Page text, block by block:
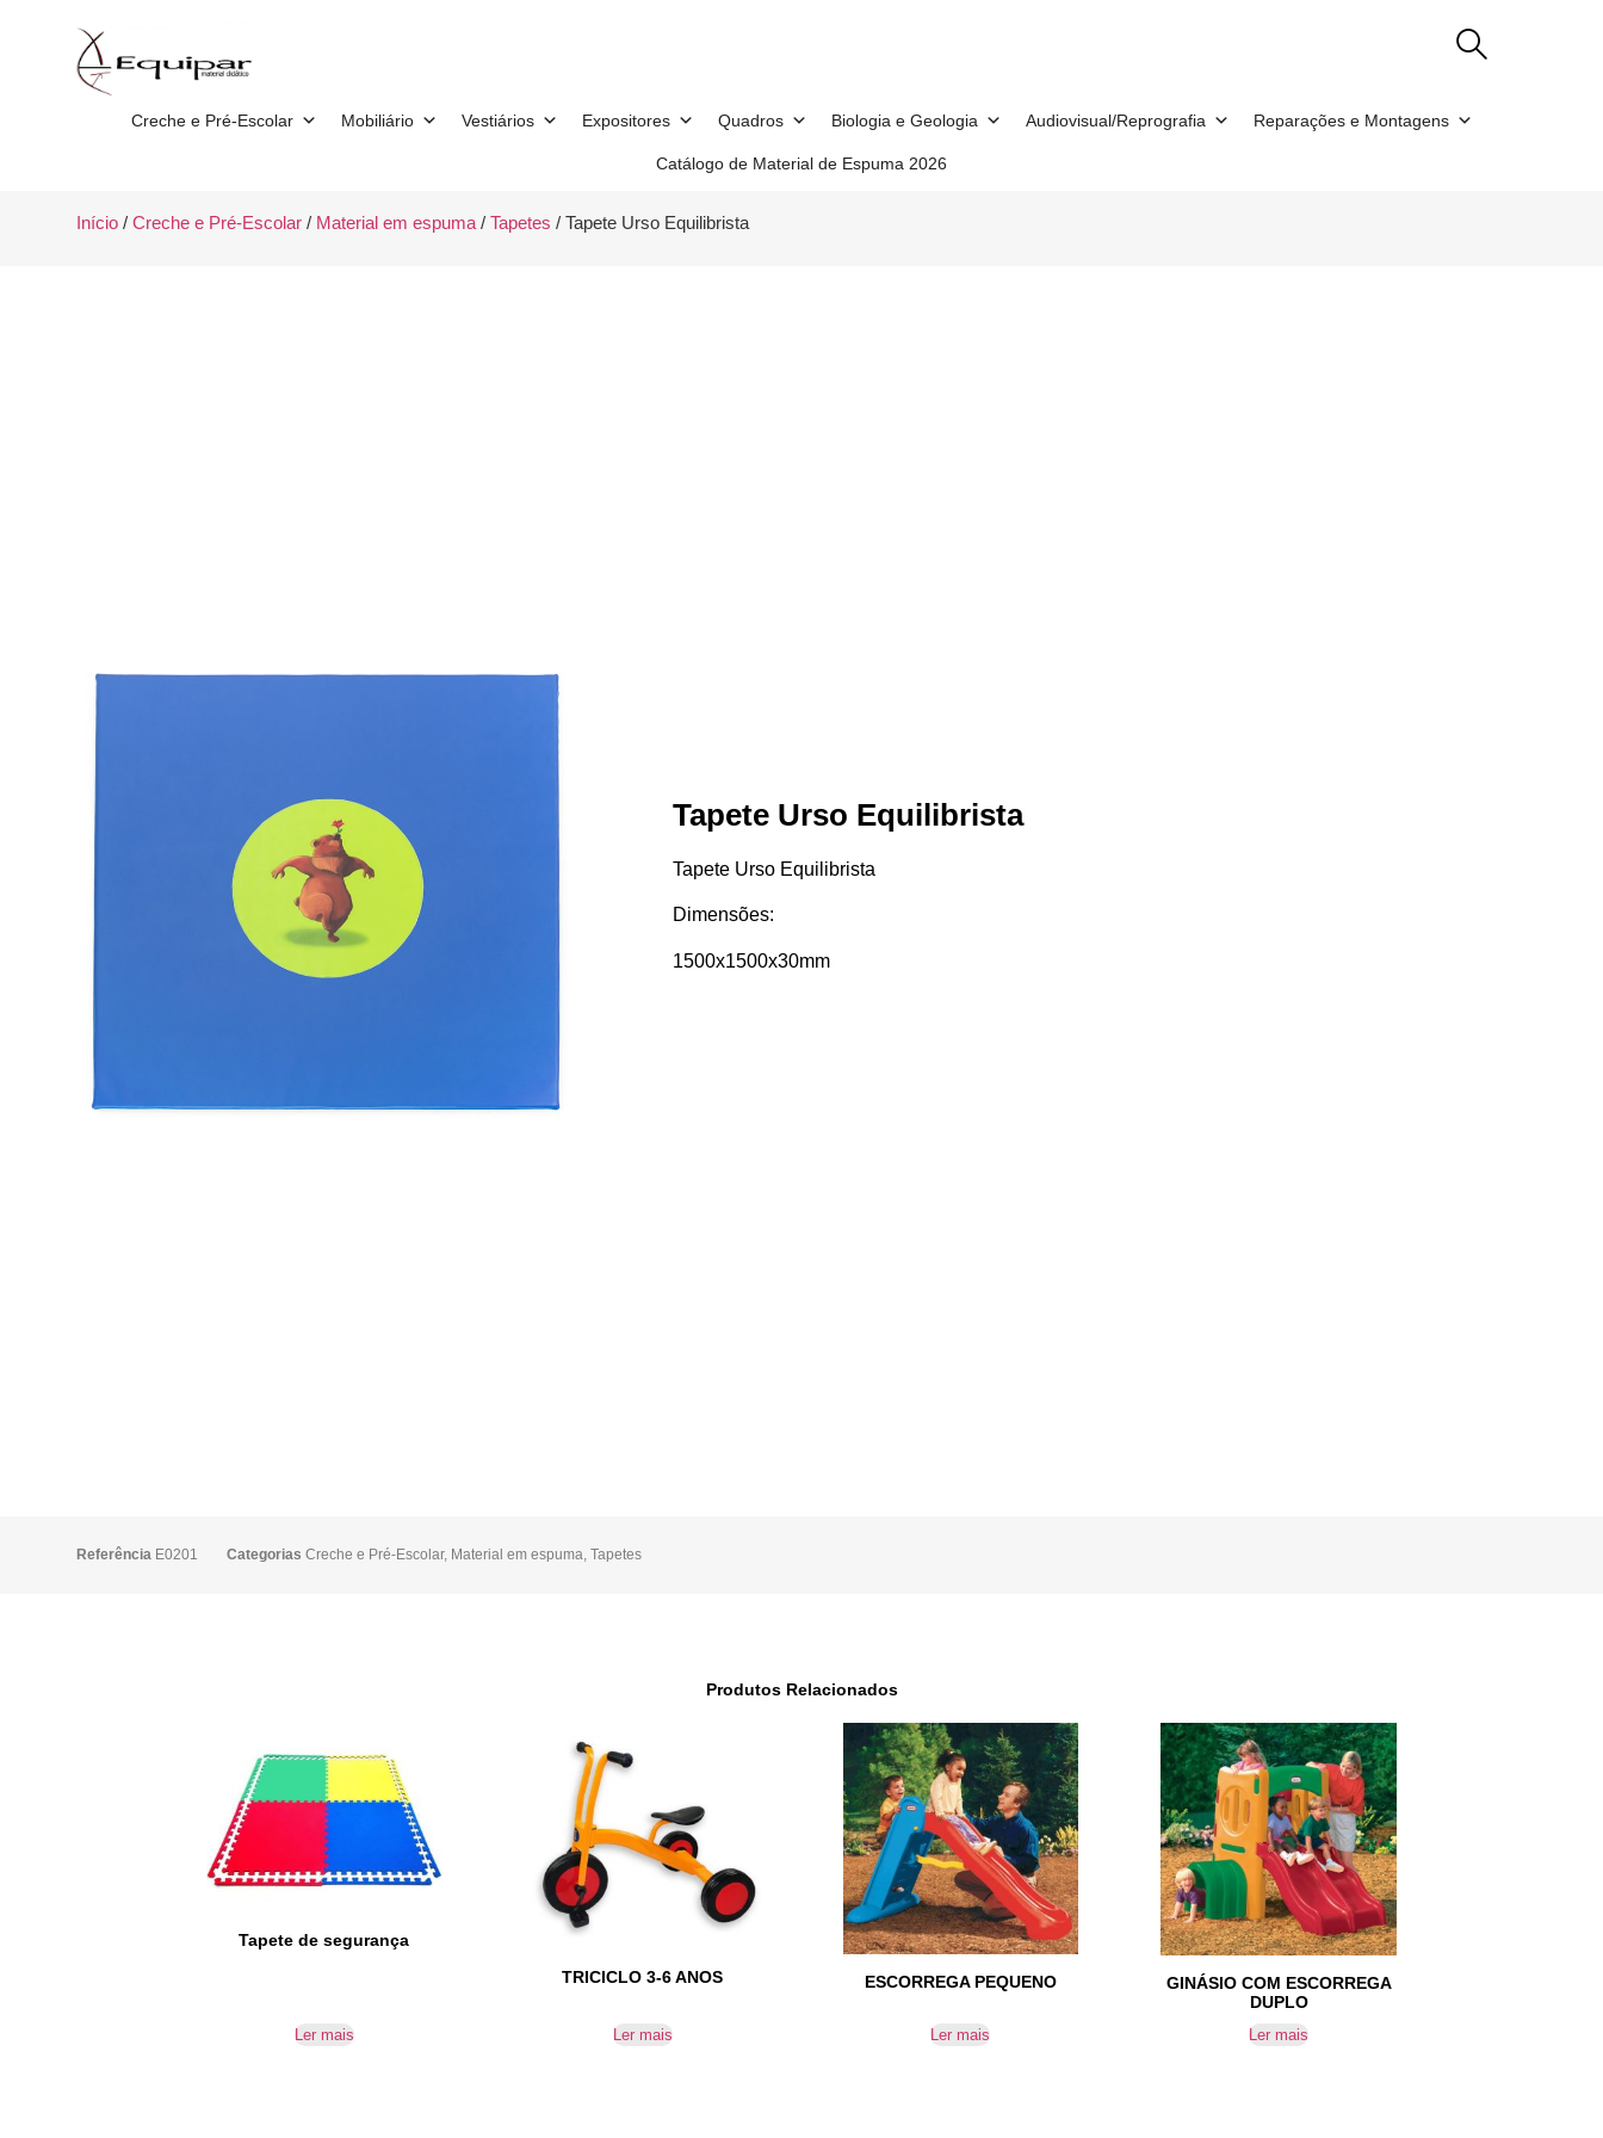
Creche e Pré-Escolar Mobiliário Vestiários Expositores Quadros Biologia e Geologia Audiovisual/Reprografia Reparações e Montagens
Catálogo de Material de Espuma 2026
Início/ Creche e Pré-Escolar/ Material em espuma/ Tapetes / Tapete Urso Equilibrista
Tapete Urso Equilibrista
Tapete Urso Equilibrista
Dimensões:
1500x1500x30mm
Referência E0201 Categorias Creche e Pré-Escolar, Material em espuma, Tapetes
Produtos Relacionados
Tapete de segurança
Ler mais
TRICICLO 3-6 ANOS
Ler mais
ESCORREGA PEQUENO
Ler mais
GINÁSIO COM ESCORREGA
DUPLO
Ler mais